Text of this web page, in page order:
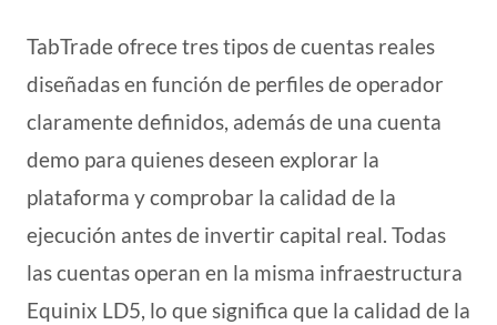
TabTrade ofrece tres tipos de cuentas reales
diseñadas en función de perfiles de operador
claramente definidos, además de una cuenta
demo para quienes deseen explorar la
plataforma y comprobar la calidad de la
ejecución antes de invertir capital real. Todas
las cuentas operan en la misma infraestructura
Equinix LD5, lo que significa que la calidad de la